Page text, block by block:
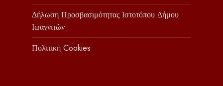
Δήλωση Προσβασιμότητας Ιστοτόπου Δήμου
Ιωαννιτών
Πολιτική Cookies